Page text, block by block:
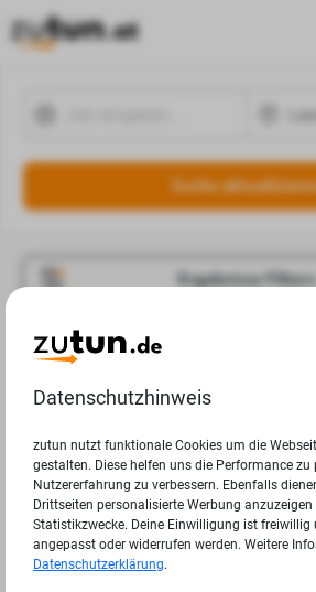
Suche aktualisieren
Ergebnisse Filtern
Jobangebote
Deine Suchanfrage in Leonding
Ergebnisse.
Datenschutzhinweis
zutun nutzt funktionale Cookies um die
gestalten. Diese helfen uns die Performance zu
Nutzererfahrung zu verbessern. Ebenfalls
Drittseiten personalisierte Werbung
Statistikzwecke. Deine Einwilligung ist freiwillig
angepasst oder widerrufen werden. Weitere
Datenschutzerklärung.